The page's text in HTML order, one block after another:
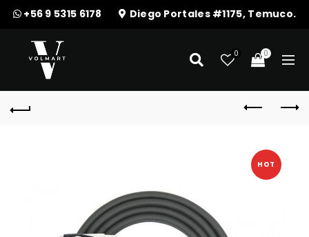
+56 9 5315 6178 Diego Portales #1175, Temuco.
0 0
HOT